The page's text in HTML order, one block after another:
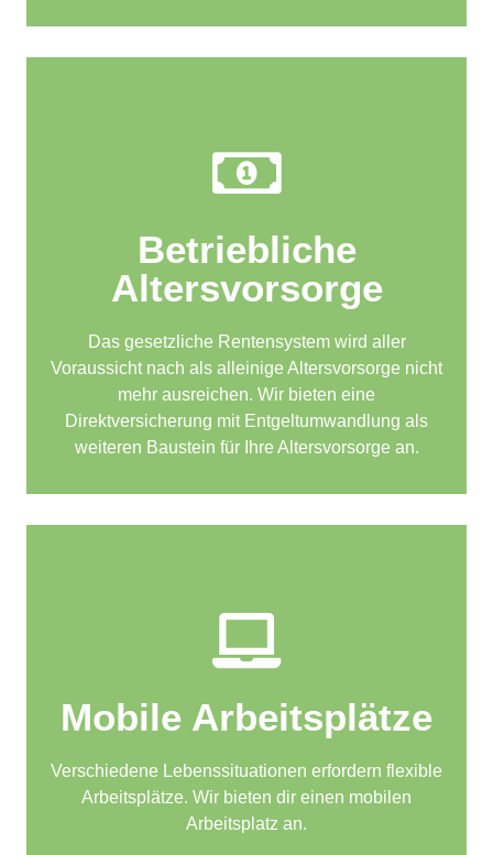
Betriebliche
Altersvorsorge
Das gesetzliche Rentensystem wird aller
Voraussicht nach als alleinige Altersvorsorge nicht
mehr ausreichen. Wir bieten eine
Direktversicherung mit Entgeltumwandlung als
weiteren Baustein für Ihre Altersvorsorge an.
Mobile Arbeitsplätze
Verschiedene Lebenssituationen erfordern flexible
Arbeitsplätze. Wir bieten dir einen mobilen
Arbeitsplatz an.